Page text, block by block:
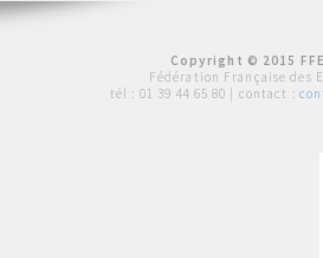
Copyright © 2015
Fédération Française des
tél : 01 39 44 65 80 | contact :